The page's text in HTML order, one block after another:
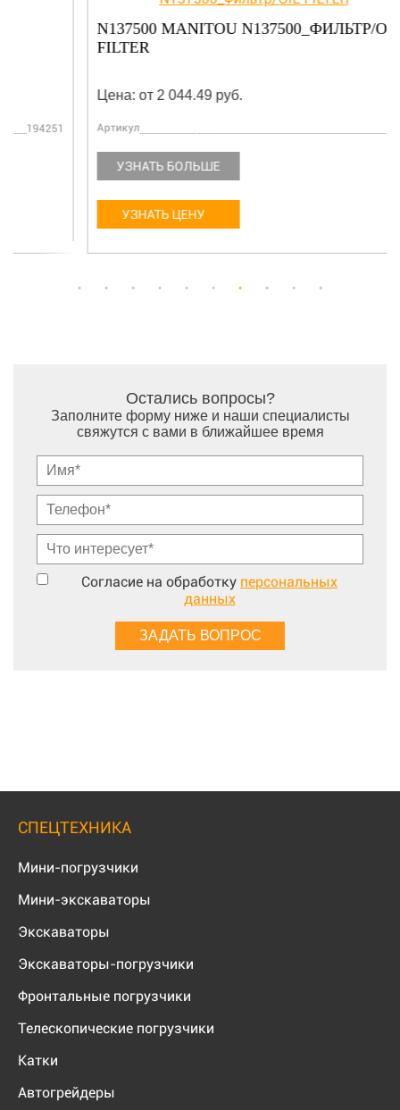
N137500 MANITOU N137500_ФИЛЬТР/OIL
Цена: от 2 044.49 руб.
Артикул
УЗНАТЬ БОЛЬШЕ
УЗНАТЬ ЦЕНУ
Остались вопросы?
Заполните форму ниже и наши специалисты
свяжутся с вами в ближайшее время
Согласие на обработку персональных
данных
СПЕЦТЕХНИКА
Мини-погрузчики
Мини-экскаваторы
Экскаваторы
Экскаваторы-погрузчики
Фронтальные погрузчики
Телескопические погрузчики
Катки
Автогрейдеры